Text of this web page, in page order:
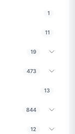
1
11
19
473
13
844
12